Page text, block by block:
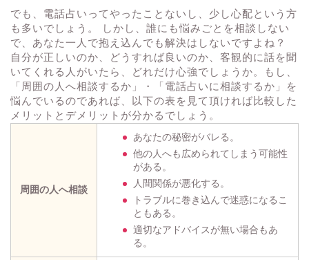
でも、電話占いってやったことないし、少し心配という方
も多いでしょう。 しかし、誰にも悩みごとを相談しない
で、あなた一人で抱え込んでも解決はしないですよね？
自分が正しいのか、どうすれば良いのか、客観的に話を聞
いてくれる人がいたら、どれだけ心強でしょうか。もし、
「周囲の人へ相談するか」・「電話占いに相談するか」を
悩んでいるのであれば、以下の表を見て頂ければ比較した
メリットとデメリットが分かるでしょう。
周囲の人へ相談
あなたの秘密がバレる。
他の人へも広められてしまう可能性
がある。
人間関係が悪化する。
トラブルに巻き込んで迷惑になるこ
ともある。
適切なアドバイスが無い場合もあ
る。